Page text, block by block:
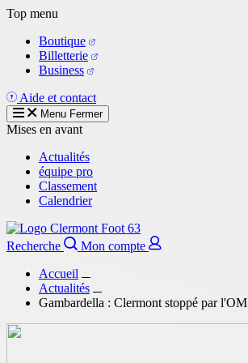
Aller
contenu
principal
Top menu
Boutique
Billetterie
Business
Aide et contact
Menu Fermer
Mises en avant
Actualités
équipe pro
Classement
Calendrier
Recherche
Mon compte
Accueil
Actualités
Gambardella : Clermont stoppé par l'OM